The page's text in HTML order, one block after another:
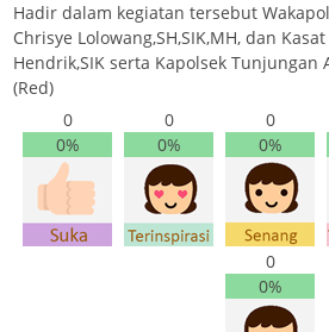
Hadir dalam kegiatan tersebut
Chrisye Lolowang,SH,SIK,MH, dan
Hendrik,SIK serta Kapolsek Tunjungan
(Red)
0
0%
0
0%
0
0%
0
0%